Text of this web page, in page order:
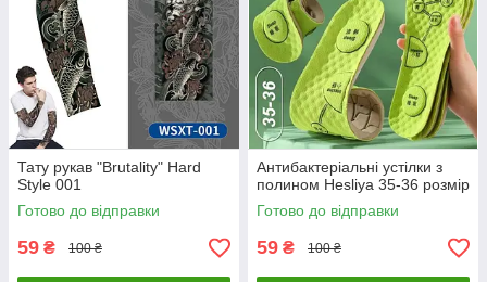
Тату рукав "Brutality" Hard
Style 001
Готово до відправки
59 ₴ 100 ₴
Антибактеріальні устілки з
полином Hesliya 35-36 розмір
Готово до відправки
59 ₴ 100 ₴